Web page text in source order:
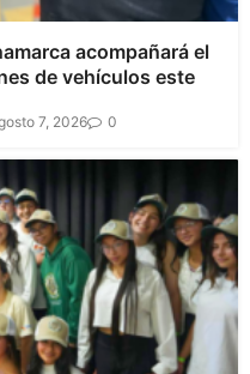
acompañará el
de vehículos este
7, 2026 0